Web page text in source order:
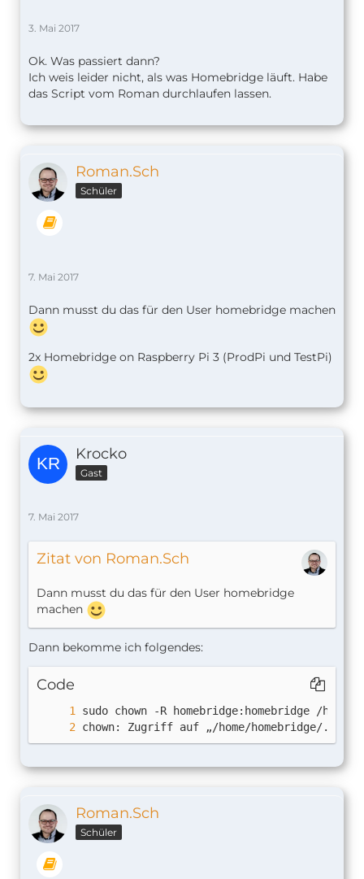
3. Mai 2017
Ok. Was passiert dann?
Ich weis leider nicht, als was Homebridge läuft. Habe
das Script vom Roman durchlaufen lassen.
Roman.Sch
Schüler
7. Mai 2017
Dann musst du das für den User homebridge machen
2x Homebridge on Raspberry Pi 3 (ProdPi und TestPi)
Krocko
Gast
7. Mai 2017
Zitat von Roman.Sch
Dann musst du das für den User homebridge
machen
Dann bekomme ich folgendes:
Code
chown: Zugriff auf „/home/homebridge/
Roman.Sch
Schüler